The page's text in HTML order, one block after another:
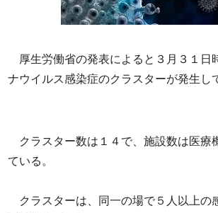
厚生労働省の発表によると３月３１日
ナウイルス感染症のクラスターが発生し
クラスター数は１４で、施設数は医療
ている。
クラスターは、同一の場で５人以上の